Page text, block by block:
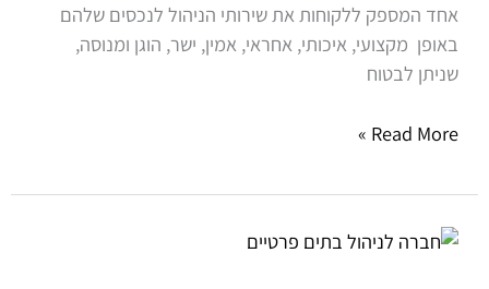
אחד המספק ללקוחות את שירותי הניהול לנכסים שלהם
באופן מקצועי, איכותי, אחראי, אמין, ישר, הוגן ומנוסה,
שניתן לבטוח
Read More »
ניהול